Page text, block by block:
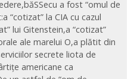
a fost “omul de
“cotizat” la CIA cu cazul
lui Gitenstein,a “cotizat”
ale marelui O,a plătit din
secrete liota de
americane ca